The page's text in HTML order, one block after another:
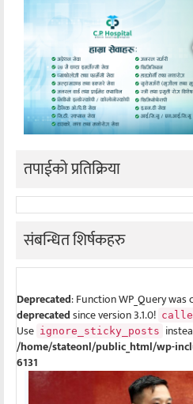
तपाईको प्रतिक्रिया
संबन्धित शिर्षकहरु
Deprecated: Function WP_Query
deprecatedsince version 3.1.0!
Use ignore_sticky_posts
/home/stateonl/public_html/wp-
6131